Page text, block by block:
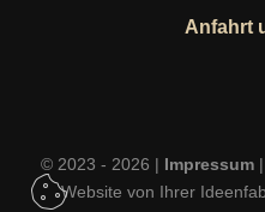
Anfahrt
© 2023 - 2026 | Impressum|
Website von Ihrer